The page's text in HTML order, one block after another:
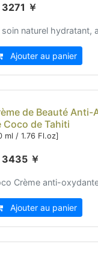
￥
soin naturel hydratant,
Ajouter au panier
de Beauté Anti-
Coco de Tahiti
ml / 1.76 Fl.oz]
￥
Crème anti-
Ajouter au panier